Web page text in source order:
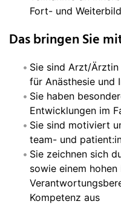
Fort- und
Das bringen Sie
Sie sind Arzt/
für Anästhesie und
Sie haben
Entwicklungen im
Sie sind motiviert
team- und
Sie zeichnen sich
sowie einem hohen
Kompetenz aus